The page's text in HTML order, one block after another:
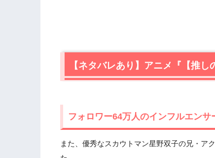
【ネタバレあり】アニメ『【推
フォロワー64万人のインフルエンサ
また、優秀なスカウトマン星野双子の兄・ア